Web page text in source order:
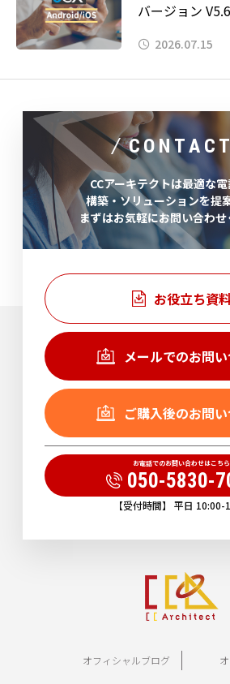
バージョン
2026.07.15
CCアーキテクトは最適な
構築・ソリューションを提
まずはお気軽にお問い合わせ
お役立ち資
メールでのお問
ご購入後のお問
お電話でのお問い合わせはこちら
050-5830-
【受付時間】 平日 10:00-
オフィシャルブログ